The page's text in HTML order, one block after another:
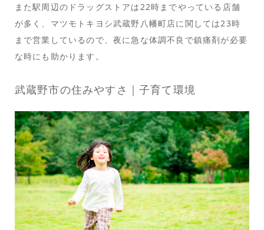
また駅周辺のドラッグストアは22時までやっている店舗
が多く、マツモトキヨシ武蔵野八幡町店に関しては23時
まで営業しているので、夜に急な体調不良で鎮痛剤が必要
な時にも助かります。
武蔵野市の住みやすさ｜子育て環境